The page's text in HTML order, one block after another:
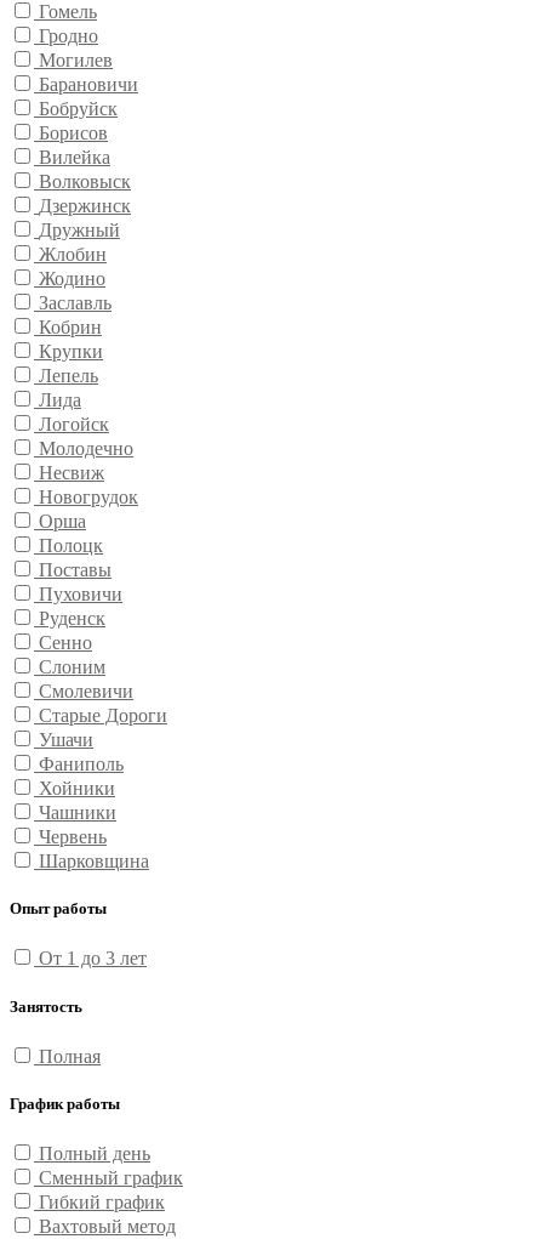
Гомель
Гродно
Могилев
Барановичи
Бобруйск
Борисов
Вилейка
Волковыск
Дзержинск
Дружный
Жлобин
Жодино
Заславль
Кобрин
Крупки
Лепель
Лида
Логойск
Молодечно
Несвиж
Новогрудок
Орша
Полоцк
Поставы
Пуховичи
Руденск
Сенно
Слоним
Смолевичи
Старые Дороги
Ушачи
Фаниполь
Хойники
Чашники
Червень
Шарковщина
Опыт работы
От 1 до 3 лет
Занятость
Полная
График работы
Полный день
Сменный график
Гибкий график
Вахтовый метод